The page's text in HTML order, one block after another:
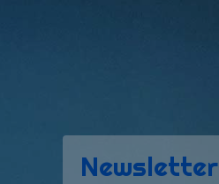
Newsletter